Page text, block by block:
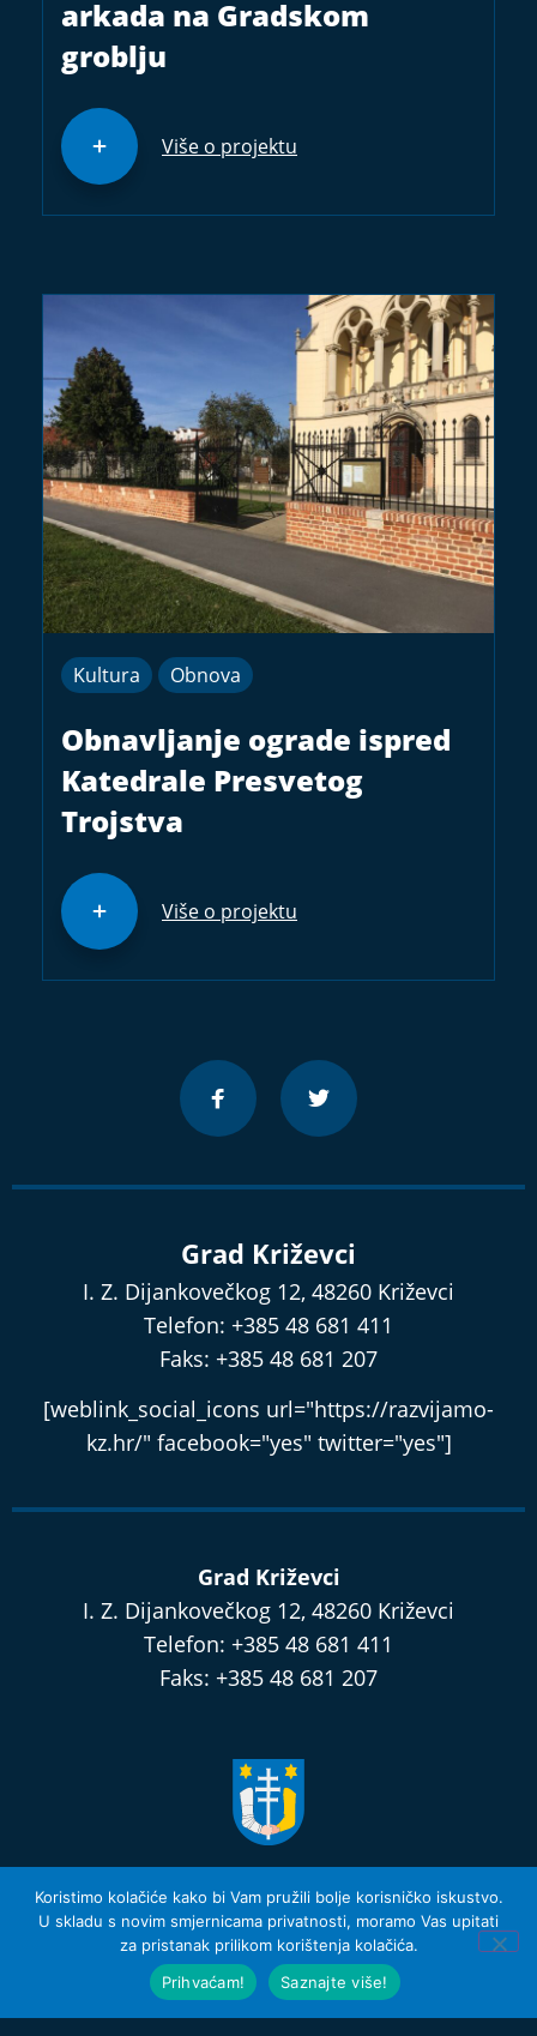
arkada na Gradskom
groblju
Više o projektu
Kultura Obnova
Obnavljanje ograde ispred
Katedrale Presvetog
Trojstva
Više o projektu
Grad Križevci
I. Z. Dijankovečkog 12, 48260 Križevci
Telefon: +385 48 681 411
Faks: +385 48 681 207
[weblink_social_icons url="https://razvijamo-
kz.hr/" facebook="yes" twitter="yes"]
Grad Križevci
I. Z. Dijankovečkog 12, 48260 Križevci
Telefon: +385 48 681 411
Faks: +385 48 681 207
razvijamo.krizevci.hr
Izjava o privatnosti i Uvjeti Korištenja
© 2026 Grad Križevci
Koristimo kolačiće kako bi Vam pružili bolje korisničko iskustvo.
U skladu s novim smjernicama privatnosti, moramo Vas upitati
za pristanak prilikom korištenja kolačića.
Prihvaćam!
Saznajte više!